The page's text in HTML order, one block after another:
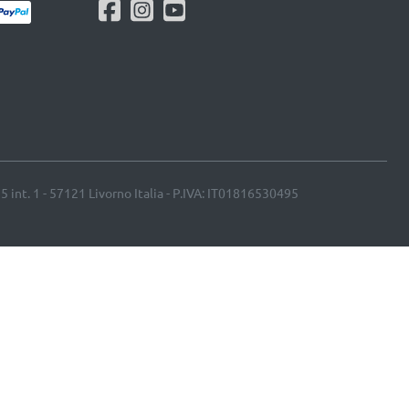
1 - 57121 Livorno Italia - P.IVA: IT01816530495